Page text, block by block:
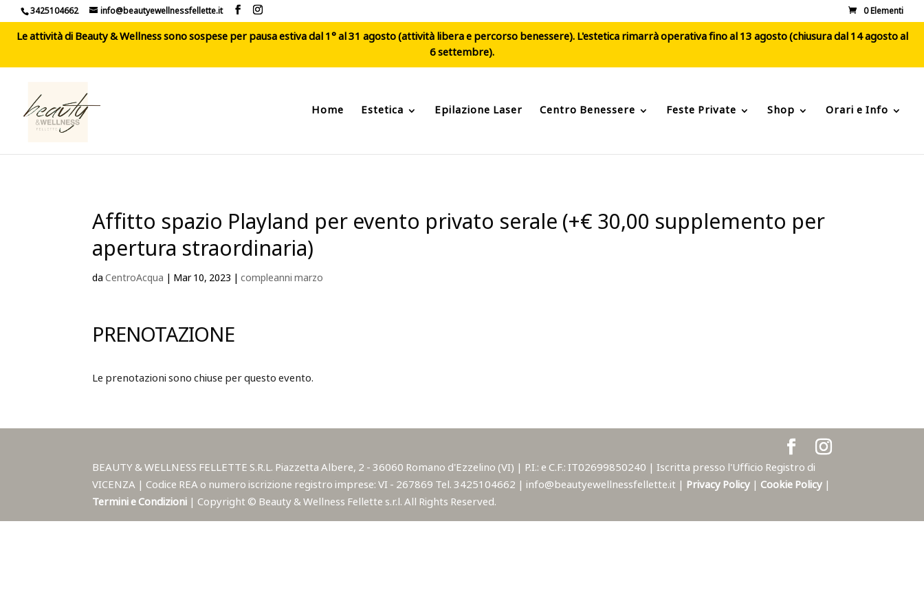
3425104662 info@beautyewellnessfellette.it 0 Elementi
Le attività di Beauty & Wellness sono sospese per pausa estiva dal 1° al 31 agosto (attività libera e percorso benessere). L'estetica rimarrà operativa fino al 13 agosto (chiusura dal 14 agosto al
6 settembre).
Home Estetica Epilazione Laser Centro Benessere Feste Private Shop Orari e Info
Affitto spazio Playland per evento privato serale (+€ 30,00 supplemento per
apertura straordinaria)
daCentroAcqua | Mar 10, 2023 |compleanni marzo
PRENOTAZIONE
Le prenotazioni sono chiuse per questo evento.
BEAUTY & WELLNESS FELLETTE S.R.L. Piazzetta Albere, 2 - 36060 Romano d'Ezzelino (VI) | P.I.: e C.F.: IT02699850240 | Iscritta presso l'Ufficio Registro di
VICENZA | Codice REA o numero iscrizione registro imprese: VI - 267869 Tel. 3425104662 | info@beautyewellnessfellette.it | Privacy Policy | Cookie Policy |
Termini e Condizioni | Copyright © Beauty & Wellness Fellette s.r.l. All Rights Reserved.